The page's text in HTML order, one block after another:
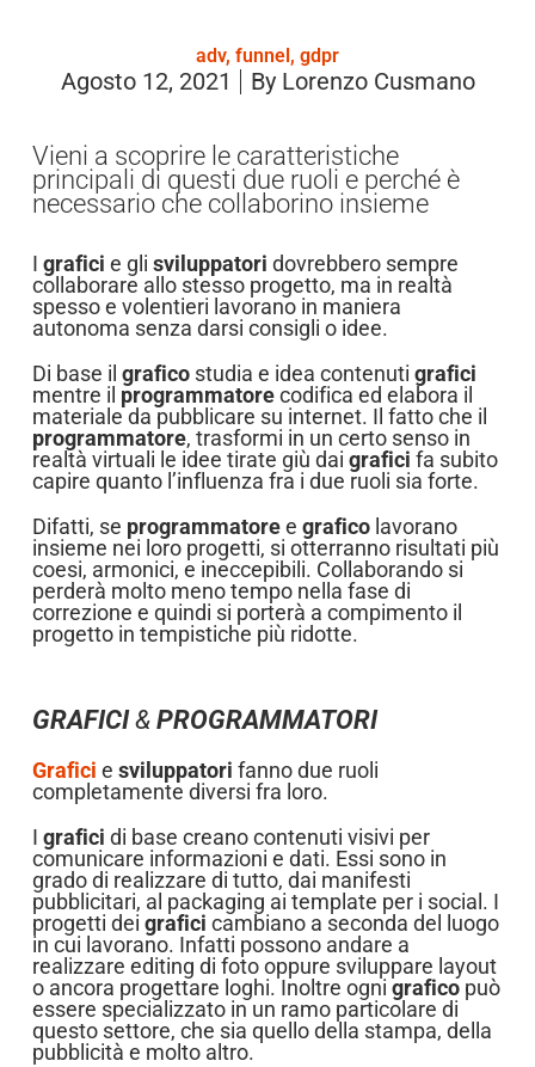
adv, funnel, gdpr
Agosto 12, 2021 ByLorenzo Cusmano
Vieni a scoprire le caratteristiche
principali di questi due ruoli e perché è
necessario che collaborino insieme
I grafici e gli sviluppatori dovrebbero sempre
collaborare allo stesso progetto, ma in realtà
spesso e volentieri lavorano in maniera
autonoma senza darsi consigli o idee.
Di base il grafico studia e idea contenuti grafici
mentre il programmatorecodifica ed elabora il
materiale da pubblicare su internet. Il fatto che il
programmatore, trasformi in un certo senso in
realtà virtuali le idee tirate giù dai grafici fa subito
capire quanto l’influenza fra i due ruoli sia forte.
Difatti, se programmatoree grafico lavorano
insieme nei loro progetti, si otterranno risultati più
coesi, armonici, e ineccepibili. Collaborando si
perderà molto meno tempo nella fase di
correzione e quindi si porterà a compimento il
progetto in tempistiche più ridotte.
GRAFICI& PROGRAMMATORI
Grafici e sviluppatori fanno due ruoli
completamente diversi fra loro.
I grafici di base creano contenuti visivi per
comunicare informazioni e dati. Essi sono in
grado di realizzare di tutto, dai manifesti
pubblicitari, al packaging ai template per i social. I
progetti dei grafici cambiano a seconda del luogo
in cui lavorano. Infatti possono andare a
realizzare editing di foto oppure sviluppare layout
o ancora progettare loghi. Inoltre ogni grafico può
essere specializzato in un ramo particolare di
questo settore, che sia quello della stampa, della
pubblicità e molto altro.